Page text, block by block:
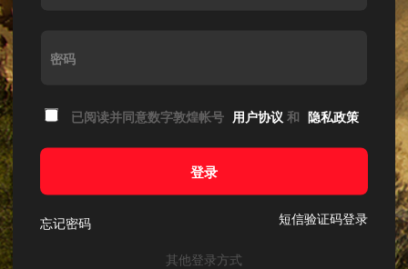
密码
已阅读并同意数字敦煌帐号 用户协议 和 隐私政策
登录
忘记密码 短信验证码登录
其他登录方式